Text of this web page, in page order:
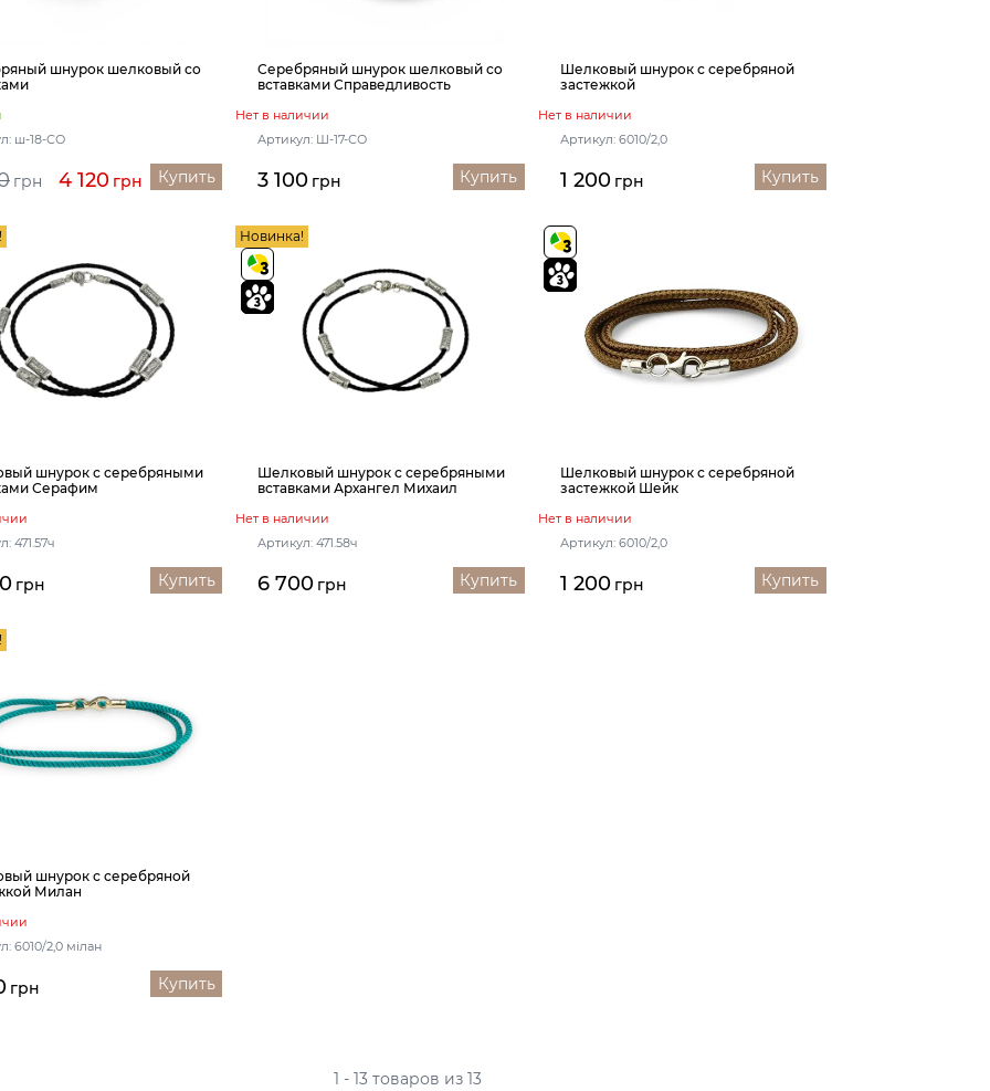
шнурок шелковый со
ш-18-СО
грн 4 120 грн Купить
Серебряный шнурок шелковый со
вставками Справедливость
Нет в наличии
Артикул: Ш-17-СО
3 100 грн Купить
Шелковый шнурок с серебряной
застежкой
Нет в наличии
Артикул: 6010/2,0
1 200 грн Купить
шнурок с серебряными
Серафим
471.57ч
грн Купить
Новинка!
Шелковый шнурок с серебряными
вставками Архангел Михаил
Нет в наличии
Артикул: 471.58ч
6 700 грн Купить
Шелковый шнурок с серебряной
застежкой Шейк
Нет в наличии
Артикул: 6010/2,0
1 200 грн Купить
шнурок с серебряной
Милан
6010/2,0 мілан
грн Купить
1 - 13 товаров из 13